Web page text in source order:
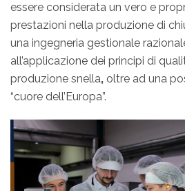
essere considerata un vero e
prestazioni nella produzione di
una ingegneria gestionale
all’applicazione dei principi di
produzione snella, oltre ad una
“cuore dell’Europa”.